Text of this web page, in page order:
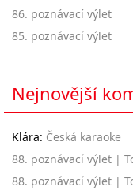
86. poznávací výlet
85. poznávací výlet
Nejnovější
Klára: Česká karaoke
88. poznávací výlet |
88. poznávací výlet |